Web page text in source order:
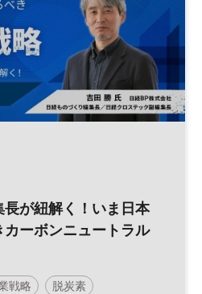
長が紐解く！いま日本
ーボンニュートラル
戦略 脱炭素